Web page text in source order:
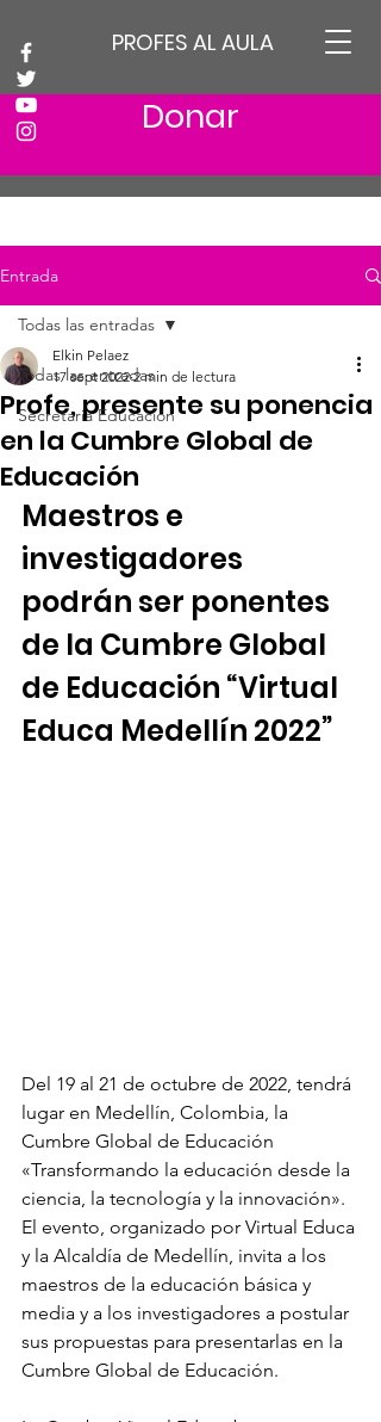
PROFES AL AULA
Donar
Entrada
Todas las entradas
Secretaria Educación
Todas las entradas
Profe, presente su ponencia
en la Cumbre Global de
Educación
Elkin Pelaez
17 sept 2022 2 min de lectura
Maestros e
investigadores
podrán ser ponentes
de la Cumbre Global
de Educación “Virtual
Educa Medellín 2022”
Del 19 al 21 de octubre de 2022, tendrá
lugar en Medellín, Colombia, la
Cumbre Global de Educación
«Transformando la educación desde la
ciencia, la tecnología y la innovación».
El evento, organizado por Virtual Educa
y la Alcaldía de Medellín, invita a los
maestros de la educación básica y
media y a los investigadores a postular
sus propuestas para presentarlas en la
Cumbre Global de Educación.